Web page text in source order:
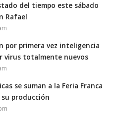
del tiempo este sábado
Rafael
por primera vez inteligencia
virus totalmente nuevos
se suman a la Feria Franca
producción